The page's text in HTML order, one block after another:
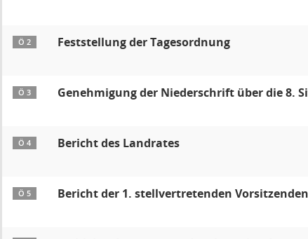
Ö 2 Feststellung der Tagesordnung
Ö 3 Genehmigung der Niederschrift über die 8.
Ö 4 Bericht des Landrates
Ö 5 Bericht der 1. stellvertretenden Vorsitzenden